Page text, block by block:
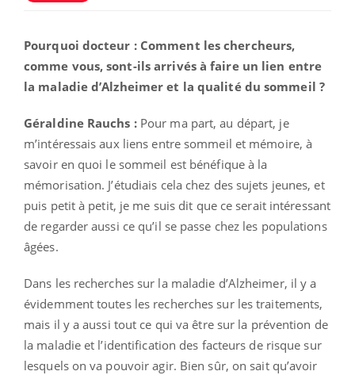
Pourquoi docteur : Comment les chercheurs,
comme vous, sont-ils arrivés à faire un lien entre
la maladie d’Alzheimer et la qualité du sommeil ?
Géraldine Rauchs :Pour ma part, au départ, je
m’intéressais aux liens entre sommeil et mémoire, à
savoir en quoi le sommeil est bénéfique à la
mémorisation. J’étudiais cela chez des sujets jeunes, et
puis petit à petit, je me suis dit que ce serait intéressant
de regarder aussi ce qu’il se passe chez les populations
âgées.
Dans les recherches sur la maladie d’Alzheimer, il y a
évidemment toutes les recherches sur les traitements,
mais il y a aussi tout ce qui va être sur la prévention de
la maladie et l’identification des facteurs de risque sur
lesquels on va pouvoir agir. Bien sûr, on sait qu’avoir